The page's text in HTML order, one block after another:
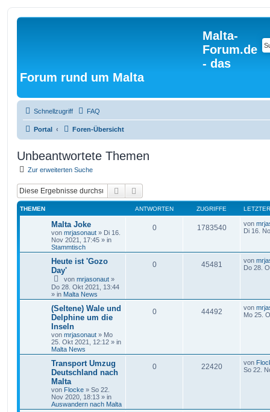
Malta-
Forum.de
- das
Forum rund um Malta
Schnellzugriff FAQ
Portal Foren-Übersicht
Unbeantwortete Themen
Zur erweiterten Suche
Suche
THEMEN ANTWORTEN ZUGRIFFE
Malta Joke
von mrjasonaut » Di 16.
Nov 2021, 17:45 » in
Stammtisch
0 1783540 von
Di 16.
Heute ist 'Gozo
Day'
von mrjasonaut »
Do 28. Okt 2021, 13:44
» in Malta News
0 45481 von
Do 28.
(Seltene) Wale und
Delphine um die
Inseln
von mrjasonaut » Mo
25. Okt 2021, 12:12 » in
Malta News
0 44492 von
Mo 25.
Transport Umzug
Deutschland nach
Malta
von Flocke » So 22.
Nov 2020, 18:13 » in
Auswandern nach Malta
0 22420 von
So 22.